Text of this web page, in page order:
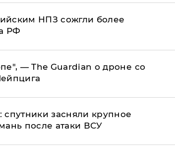
НПЗ сожгли более
РФ
— The Guardian о дроне со
спутники засняли крупное
после атаки ВСУ